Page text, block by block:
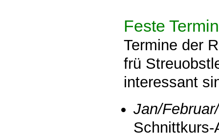
Feste
Termine der
frü
interessant
Jan/
Schnittkurs-